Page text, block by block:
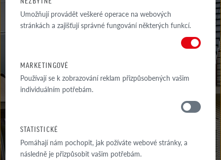
RADY
RADY
FASÁDA
Umožňují provádět veškeré operace na webových
stránkách a zajišťují správné fungování některých funkcí.
MARKETINGOVÉ
Používají se k zobrazování reklam přizpůsobených vašim
individuálním potřebám.
STATISTICKÉ
Pomáhají nám pochopit, jak požíváte webové stránky, a
následně je přizpůsobit vašim potřebám.